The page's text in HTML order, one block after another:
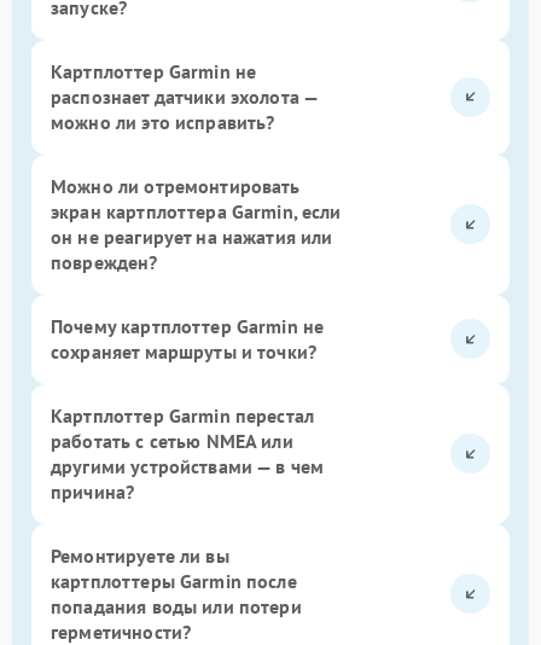
запуске?
Картплоттер Garmin не
распознает датчики эхолота —
можно ли это исправить?
Можно ли отремонтировать
экран картплоттера Garmin, если
он не реагирует на нажатия или
поврежден?
Почему картплоттер Garmin не
сохраняет маршруты и точки?
Картплоттер Garmin перестал
работать с сетью NMEA или
другими устройствами — в чем
причина?
Ремонтируете ли вы
картплоттеры Garmin после
попадания воды или потери
герметичности?